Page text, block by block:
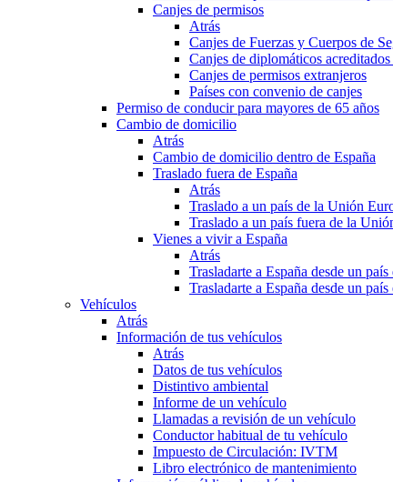
Canjes de permisos
Atrás
Canjes de Fuerzas y Cuerpos de
Canjes de diplomáticos acreditados
Canjes de permisos extranjeros
Países con convenio de canjes
Permiso de conducir para mayores de 65 años
Cambio de domicilio
Atrás
Cambio de domicilio dentro de España
Traslado fuera de España
Atrás
Traslado a un país de la Unión
Traslado a un país fuera de la
Vienes a vivir a España
Atrás
Trasladarte a España desde un
Trasladarte a España desde un
Vehículos
Atrás
Información de tus vehículos
Atrás
Datos de tus vehículos
Distintivo ambiental
Informe de un vehículo
Llamadas a revisión de un vehículo
Conductor habitual de tu vehículo
Impuesto de Circulación: IVTM
Libro electrónico de mantenimiento